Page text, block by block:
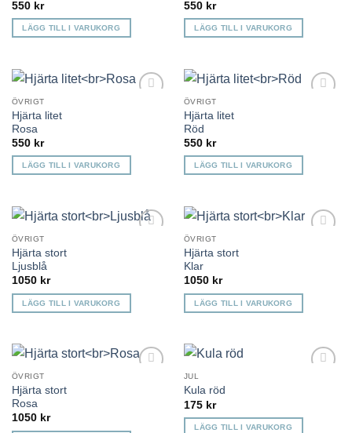
550 kr
LÄGG TILL I VARUKORG
550 kr
LÄGG TILL I VARUKORG
ÖVRIGT
Hjärta litet
Rosa
550 kr
LÄGG TILL I VARUKORG
ÖVRIGT
Hjärta litet
Röd
550 kr
LÄGG TILL I VARUKORG
ÖVRIGT
Hjärta stort
Ljusblå
1050 kr
LÄGG TILL I VARUKORG
ÖVRIGT
Hjärta stort
Klar
1050 kr
LÄGG TILL I VARUKORG
ÖVRIGT
Hjärta stort
Rosa
1050 kr
JUL
Kula röd
175 kr
LÄGG TILL I VARUKORG